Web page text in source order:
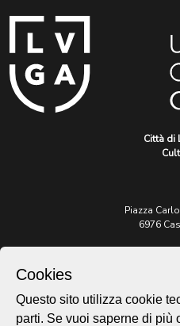
Città di
Piazza
6976
t. +41 58
Cookies
Questo sito utilizza cookie
parti. Se vuoi saperne di più